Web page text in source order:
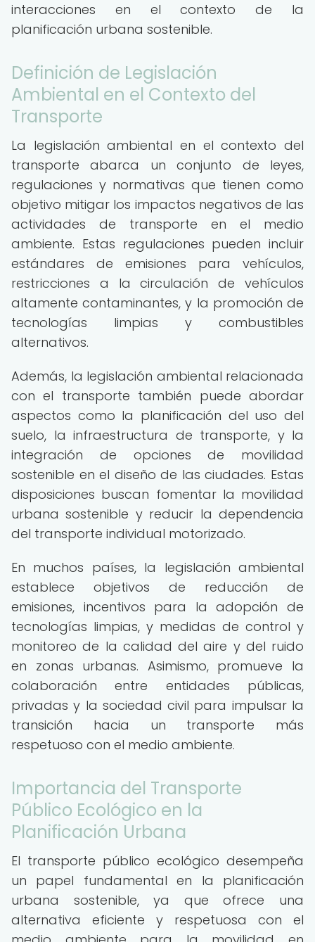
interacciones en el contexto de la
planificación urbana sostenible.
Definición de Legislación
Ambiental en el Contexto del
Transporte
La legislación ambiental en el contexto del
transporte abarca un conjunto de leyes,
regulaciones y normativas que tienen como
objetivo mitigar los impactos negativos de las
actividades de transporte en el medio
ambiente. Estas regulaciones pueden incluir
estándares de emisiones para vehículos,
restricciones a la circulación de vehículos
altamente contaminantes, y la promoción de
tecnologías limpias y combustibles
alternativos.
Además, la legislación ambiental relacionada
con el transporte también puede abordar
aspectos como la planificación del uso del
suelo, la infraestructura de transporte, y la
integración de opciones de movilidad
sostenible en el diseño de las ciudades. Estas
disposiciones buscan fomentar la movilidad
urbana sostenible y reducir la dependencia
del transporte individual motorizado.
En muchos países, la legislación ambiental
establece objetivos de reducción de
emisiones, incentivos para la adopción de
tecnologías limpias, y medidas de control y
monitoreo de la calidad del aire y del ruido
en zonas urbanas. Asimismo, promueve la
colaboración entre entidades públicas,
privadas y la sociedad civil para impulsar la
transición hacia un transporte más
respetuoso con el medio ambiente.
Importancia del Transporte
Público Ecológico en la
Planificación Urbana
El transporte público ecológico desempeña
un papel fundamental en la planificación
urbana sostenible, ya que ofrece una
alternativa eficiente y respetuosa con el